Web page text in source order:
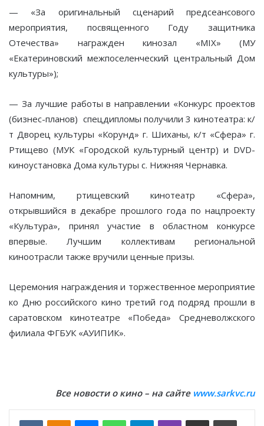
— «За оригинальный сценарий предсеансового
мероприятия, посвященного Году защитника
Отечества» награжден кинозал «MIX» (МУ
«Екатериновский межпоселенческий центральный Дом
культуры»);
— За лучшие работы в направлении «Конкурс проектов
(бизнес-планов) спецдипломы получили 3 кинотеатра: к/
т Дворец культуры «Корунд» г. Шиханы, к/т «Сфера» г.
Ртищево (МУК «Городской культурный центр) и DVD-
киноустановка Дома культуры с. Нижняя Чернавка.
Напомним, ртищевский кинотеатр «Сфера»,
открывшийся в декабре прошлого года по нацпроекту
«Культура», принял участие в областном конкурсе
впервые. Лучшим коллективам региональной
киноотрасли также вручили ценные призы.
Церемония награждения и торжественное мероприятие
ко Дню российского кино третий год подряд прошли в
саратовском кинотеатре «Победа» Средневолжского
филиала ФГБУК «АУИПИК».
Все новости о кино – на сайте www.sarkvc.ru
VKontakte WhatsApp Telegram